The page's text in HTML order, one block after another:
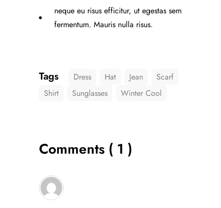
neque eu risus efficitur, ut egestas sem
fermentum. Mauris nulla risus.
Tags Dress Hat Jean
Scarf
Shirt
Sunglasses Winter Cool
Comments ( 1 )